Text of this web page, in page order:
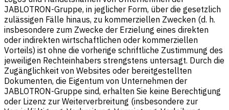
JABLOTRON-Gruppe, in jeglicher Form, über die gesetzlich
zulässigen Fälle hinaus, zu kommerziellen Zwecken (d. h.
insbesondere zum Zwecke der Erzielung eines direkten
oder indirekten wirtschaftlichen oder kommerziellen
Vorteils) ist ohne die vorherige schriftliche Zustimmung des
jeweiligen Rechteinhabers strengstens untersagt. Durch die
Zugänglichkeit von Websites oder bereitgestellten
Dokumenten, die Eigentum von Unternehmen der
JABLOTRON-Gruppe sind, erhalten Sie keine Berechtigung
oder Lizenz zur Weiterverbreitung (insbesondere zur